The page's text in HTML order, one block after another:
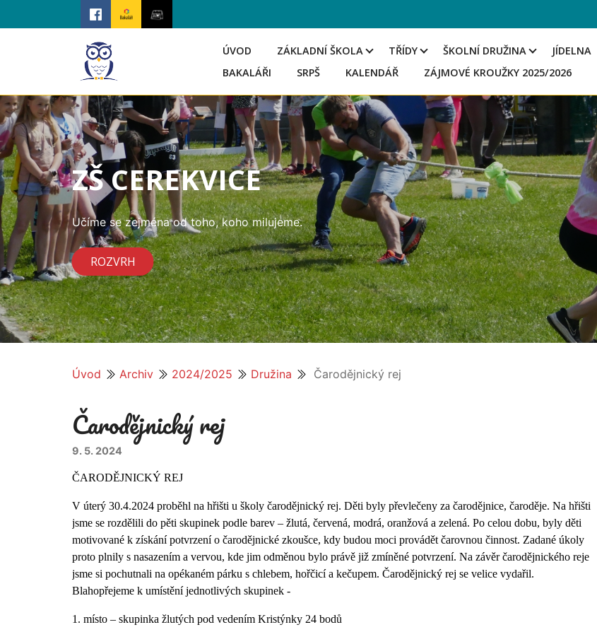
ÚVOD ZÁKLADNÍ ŠKOLA TŘÍDY ŠKOLNÍ DRUŽINA JÍDELNA
BAKALÁŘI
SRPŠ KALENDÁŘ ZÁJMOVÉ KROUŽKY 2025/2026
ZŠ CEREKVICE
Učíme se zejména od toho, koho milujeme.
ROZVRH
Úvod Archiv 2024/2025 Družina Čarodějnický rej
Čarodějnický rej
9. 5. 2024
ČARODĚJNICKÝ REJ
V úterý 30.4.2024 proběhl na hřišti u školy čarodějnický rej. Děti byly převlečeny za čarodějnice, čaroděje. Na hřišti
jsme se rozdělili do pěti skupinek podle barev – žlutá, červená, modrá, oranžová a zelená. Po celou dobu, byly děti
motivované k získání potvrzení o čarodějnické zkoušce, kdy budou moci provádět čarovnou činnost. Zadané úkoly
proto plnily s nasazením a vervou, kde jim odměnou bylo právě již zmíněné potvrzení. Na závěr čarodějnického reje
jsme si pochutnali na opékaném párku s chlebem, hořčicí a kečupem. Čarodějnický rej se velice vydařil.
Blahopřejeme k umístění jednotlivých skupinek -
1. místo – skupinka žlutých pod vedením Kristýnky 24 bodů